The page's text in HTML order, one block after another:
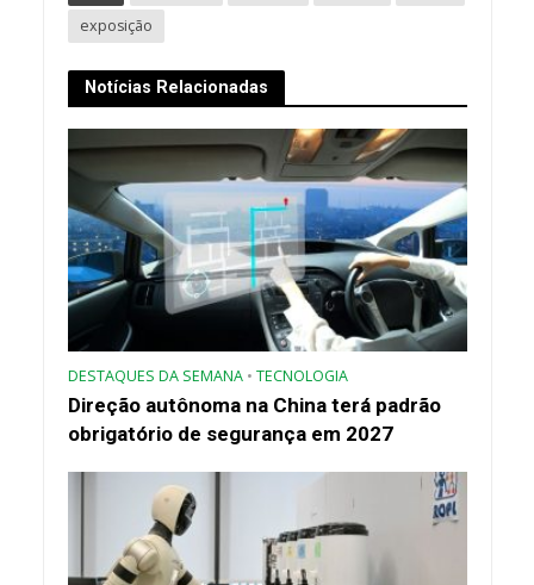
exposição
Notícias Relacionadas
DESTAQUES DA SEMANA • TECNOLOGIA
Direção autônoma na China terá padrão
obrigatório de segurança em 2027